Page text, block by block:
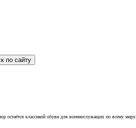
остаётся классикой обуви для военнослужащих по всему миру.